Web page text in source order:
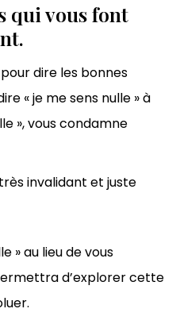
qui vous font
dire les bonnes
« je me sens nulle » à
», vous condamne
invalidant et juste
» au lieu de vous
d’explorer cette